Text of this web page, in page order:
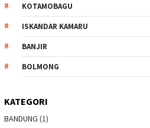
KOTAMOBAGU
ISKANDAR KAMARU
BANJIR
BOLMONG
KATEGORI
BANDUNG (1)